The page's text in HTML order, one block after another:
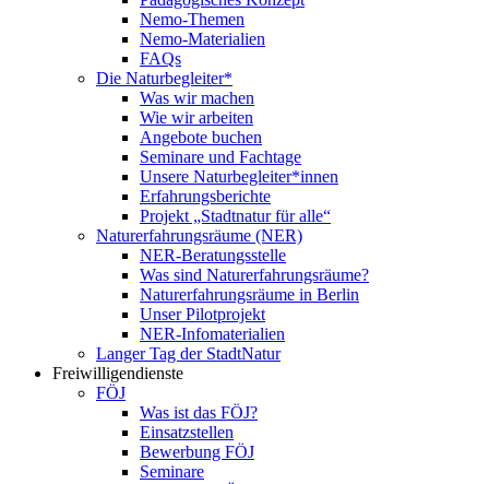
Nemo-Themen
Nemo-Materialien
FAQs
Die Naturbegleiter*
Was wir machen
Wie wir arbeiten
Angebote buchen
Seminare und Fachtage
Unsere Naturbegleiter*innen
Erfahrungsberichte
Projekt „Stadtnatur für alle“
Naturerfahrungsräume (NER)
NER-Beratungsstelle
Was sind Naturerfahrungsräume?
Naturerfahrungsräume in Berlin
Unser Pilotprojekt
NER-Infomaterialien
Langer Tag der StadtNatur
Freiwilligendienste
FÖJ
Was ist das FÖJ?
Einsatzstellen
Bewerbung FÖJ
Seminare